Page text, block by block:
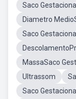
Saco
Diametro
Saco
MassaSaco
Ultrassom
Saco